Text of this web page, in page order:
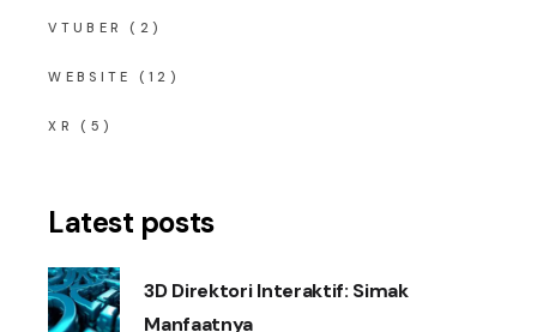
VTUBER (2)
WEBSITE (12)
XR (5)
Latest posts
3D Direktori Interaktif: Simak
Manfaatnya